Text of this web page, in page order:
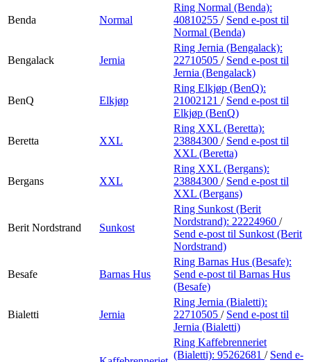
Benda Normal
Ring Normal (Benda):
40810255 / Send e-post til
Normal (Benda)
Bengalack Jernia
Ring Jernia (Bengalack):
22710505 / Send e-post til
Jernia (Bengalack)
BenQ Elkjøp
Ring Elkjøp (BenQ):
21002121 / Send e-post til
Elkjøp (BenQ)
Beretta XXL
Ring XXL (Beretta):
23884300 / Send e-post til
XXL (Beretta)
Bergans XXL
Ring XXL (Bergans):
23884300 / Send e-post til
XXL (Bergans)
Berit Nordstrand Sunkost
Ring Sunkost (Berit
Nordstrand): 22224960 /
Send e-post til Sunkost (Berit
Nordstrand)
Besafe Barnas Hus
Ring Barnas Hus (Besafe):
Send e-post til Barnas Hus
(Besafe)
Bialetti Jernia
Ring Jernia (Bialetti):
22710505 / Send e-post til
Jernia (Bialetti)
Ring Kaffebrenneriet
(Bialetti): 95262681 / Send e-